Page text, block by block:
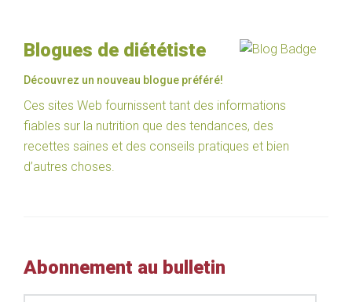
Blogues de diététiste
Découvrez un nouveau blogue préféré!
Ces sites Web fournissent tant des informations
fiables sur la nutrition que des tendances, des
recettes saines et des conseils pratiques et bien
d’autres choses.
Abonnement au bulletin